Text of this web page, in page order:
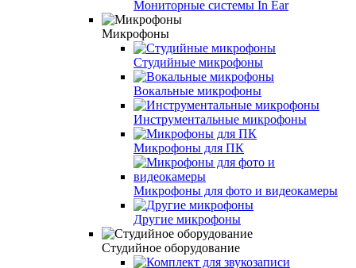
Мониторные системы In Ear
Микрофоны
Студийные микрофоны
Вокальные микрофоны
Инструментальные микрофоны
Микрофоны для ПК
Микрофоны для фото и видеокамеры
Другие микрофоны
Студийное оборудование